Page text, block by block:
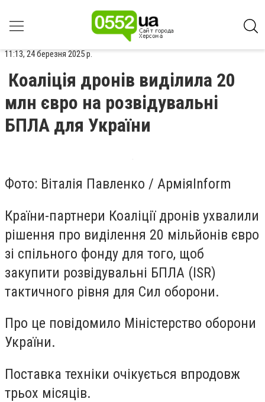
11:13, 24 березня 2025 р.
Коаліція дронів виділила 20
млн євро на розвідувальні
БПЛА для України
Фото: Віталія Павленко / АрміяInform
Країни-партнери Коаліції дронів ухвалили
рішення про виділення 20 мільйонів євро
зі спільного фонду для того, щоб
закупити розвідувальні БПЛА (ISR)
тактичного рівня для Сил оборони.
Про це повідомило Міністерство оборони
України.
Поставка техніки очікується впродовж
трьох місяців.